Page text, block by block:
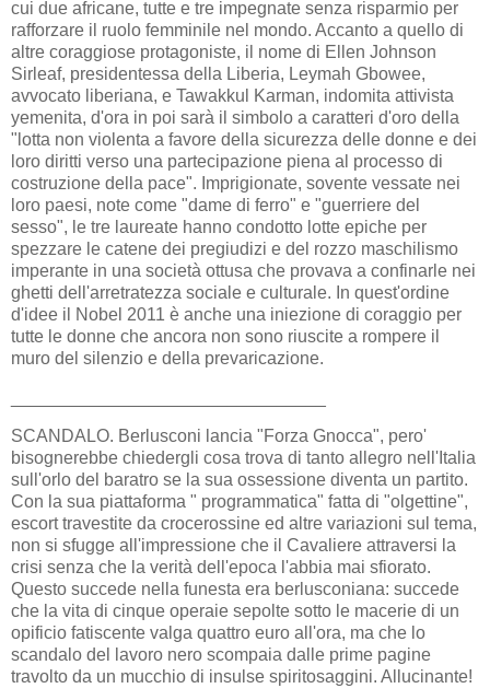
cui due africane, tutte e tre impegnate senza risparmio per
rafforzare il ruolo femminile nel mondo. Accanto a quello di
altre coraggiose protagoniste, il nome di Ellen Johnson
Sirleaf, presidentessa della Liberia, Leymah Gbowee,
avvocato liberiana, e Tawakkul Karman, indomita attivista
yemenita, d'ora in poi sarà il simbolo a caratteri d'oro della
"lotta non violenta a favore della sicurezza delle donne e dei
loro diritti verso una partecipazione piena al processo di
costruzione della pace". Imprigionate, sovente vessate nei
loro paesi, note come "dame di ferro" e "guerriere del
sesso", le tre laureate hanno condotto lotte epiche per
spezzare le catene dei pregiudizi e del rozzo maschilismo
imperante in una società ottusa che provava a confinarle nei
ghetti dell'arretratezza sociale e culturale. In quest'ordine
d'idee il Nobel 2011 è anche una iniezione di coraggio per
tutte le donne che ancora non sono riuscite a rompere il
muro del silenzio e della prevaricazione.
SCANDALO. Berlusconi lancia "Forza Gnocca", pero'
bisognerebbe chiedergli cosa trova di tanto allegro nell'Italia
sull'orlo del baratro se la sua ossessione diventa un partito.
Con la sua piattaforma " programmatica" fatta di "olgettine",
escort travestite da crocerossine ed altre variazioni sul tema,
non si sfugge all'impressione che il Cavaliere attraversi la
crisi senza che la verità dell'epoca l'abbia mai sfiorato.
Questo succede nella funesta era berlusconiana: succede
che la vita di cinque operaie sepolte sotto le macerie di un
opificio fatiscente valga quattro euro all'ora, ma che lo
scandalo del lavoro nero scompaia dalle prime pagine
travolto da un mucchio di insulse spiritosaggini. Allucinante!